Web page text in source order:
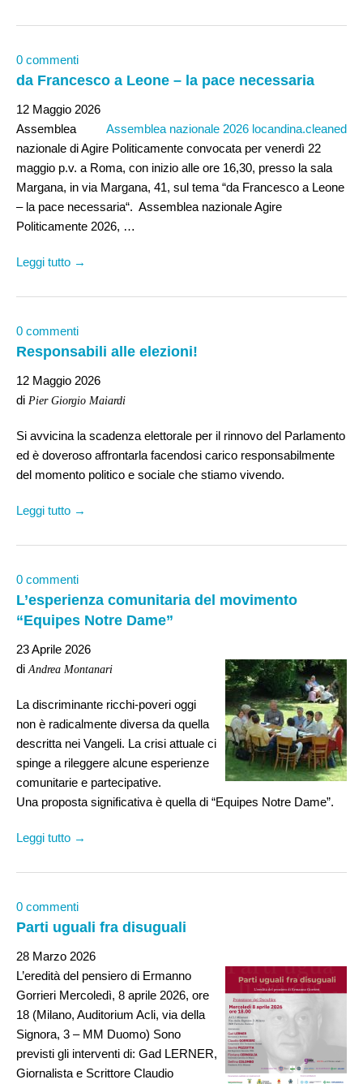
0 commenti
da Francesco a Leone – la pace necessaria
12 Maggio 2026
Assemblea nazionale 2026 locandina.cleaned
Assemblea
nazionale di Agire Politicamente convocata per venerdì 22
maggio p.v. a Roma, con inizio alle ore 16,30, presso la sala
Margana, in via Margana, 41, sul tema “da Francesco a Leone
– la pace necessaria“. Assemblea nazionale Agire
Politicamente 2026, …
Leggi tutto →
0 commenti
Responsabili alle elezioni!
12 Maggio 2026
di Pier Giorgio Maiardi
Si avvicina la scadenza elettorale per il rinnovo del Parlamento
ed è doveroso affrontarla facendosi carico responsabilmente
del momento politico e sociale che stiamo vivendo.
Leggi tutto →
0 commenti
L’esperienza comunitaria del movimento
“Equipes Notre Dame”
23 Aprile 2026
di Andrea Montanari
La discriminante ricchi-poveri oggi
non è radicalmente diversa da quella
descritta nei Vangeli. La crisi attuale ci
spinge a rileggere alcune esperienze
comunitarie e partecipative.
Una proposta significativa è quella di “Equipes Notre Dame”.
Leggi tutto →
0 commenti
Parti uguali fra disuguali
28 Marzo 2026
L’eredità del pensiero di Ermanno
Gorrieri Mercoledì, 8 aprile 2026, ore
18 (Milano, Auditorium Acli, via della
Signora, 3 – MM Duomo) Sono
previsti gli interventi di: Gad LERNER,
Giornalista e Scrittore Claudio